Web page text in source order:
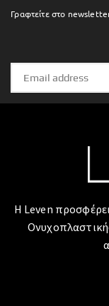
Γραφτείτε στο
Η Leven